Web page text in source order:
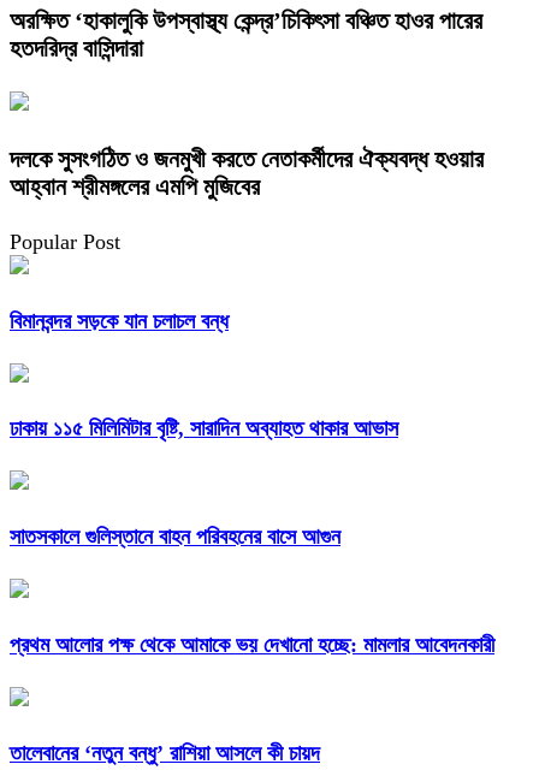
অরক্ষিত ‘হাকালুকি উপস্বাস্থ্য কেন্দ্র’চিকিৎসা বঞ্চিত হাওর পারের
হতদরিদ্র বাসিন্দারা
দলকে সুসংগঠিত ও জনমুখী করতে নেতাকর্মীদের ঐক্যবদ্ধ হওয়ার
আহ্বান শ্রীমঙ্গলের এমপি মুজিবের
Popular Post
বিমানবন্দর সড়কে যান চলাচল বন্ধ
ঢাকায় ১১৫ মিলিমিটার বৃষ্টি, সারাদিন অব্যাহত থাকার আভাস
সাতসকালে গুলিস্তানে বাহন পরিবহনের বাসে আগুন
প্রথম আলোর পক্ষ থেকে আমাকে ভয় দেখানো হচ্ছে: মামলার আবেদনকারী
তালেবানের ‘নতুন বন্ধু’ রাশিয়া আসলে কী চায়দ